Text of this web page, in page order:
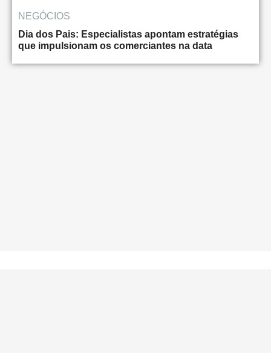
NEGÓCIOS
Dia dos Pais: Especialistas apontam estratégias
que impulsionam os comerciantes na data